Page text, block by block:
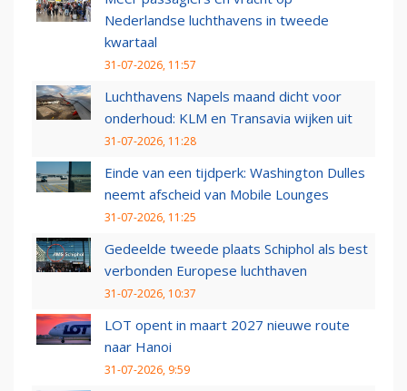
Nederlandse luchthavens in tweede
kwartaal
31-07-2026, 11:57
Luchthavens Napels maand dicht voor
onderhoud: KLM en Transavia wijken uit
31-07-2026, 11:28
Einde van een tijdperk: Washington Dulles
neemt afscheid van Mobile Lounges
31-07-2026, 11:25
Gedeelde tweede plaats Schiphol als best
verbonden Europese luchthaven
31-07-2026, 10:37
LOT opent in maart 2027 nieuwe route
naar Hanoi
31-07-2026, 9:59